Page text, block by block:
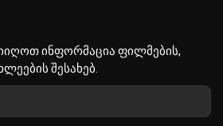
ინფორმაცია ფილმების,
შესახებ.